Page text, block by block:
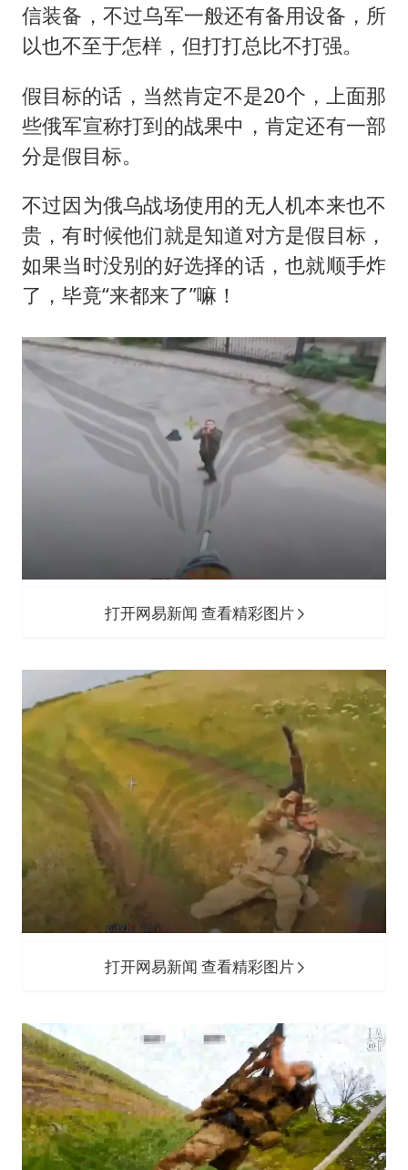
信装备，不过乌军一般还有备用设备，所
以也不至于怎样，但打打总比不打强。
假目标的话，当然肯定不是20个，上面那
些俄军宣称打到的战果中，肯定还有一部
分是假目标。
不过因为俄乌战场使用的无人机本来也不
贵，有时候他们就是知道对方是假目标，
如果当时没别的好选择的话，也就顺手炸
了，毕竟“来都来了”嘛！
打开网易新闻 查看精彩图片
打开网易新闻 查看精彩图片